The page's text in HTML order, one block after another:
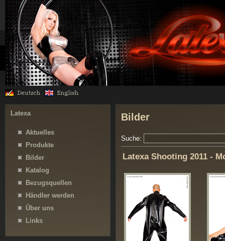
Latexa
Aktuelles
Produkte
Bilder
Katalog
Bezugsquellen
Händler werden
Über uns
Links
Bilder
Suche:
Latexa Shooting 2011 -